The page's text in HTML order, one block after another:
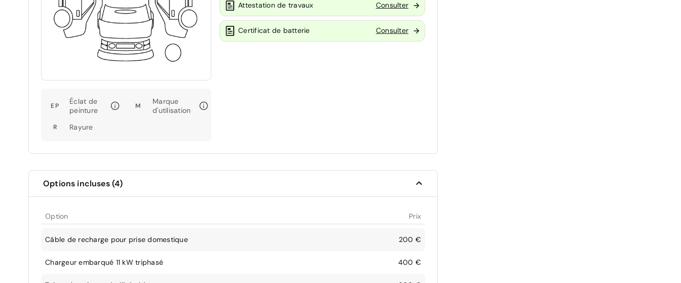
EP
Éclat de
peinture
M
Marque
d'utilisation
R Rayure
Attestation de travaux Consulter
Certificat de batterie Consulter
Options incluses (4)
Option Prix
Câble de recharge pour prise domestique 200 €
Chargeur embarqué 11 kW triphasé 400 €